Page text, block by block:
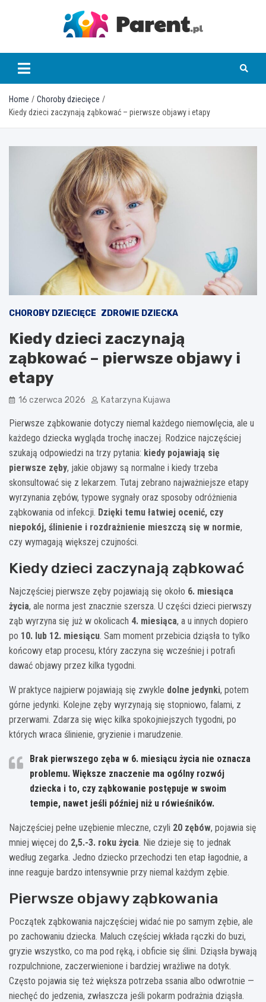
parent.pl
Home
Choroby dziecięce
Kiedy dzieci zaczynają ząbkować – pierwsze objawy i etapy
CHOROBY DZIECIĘCE ZDROWIE DZIECKA
Kiedy dzieci zaczynają
ząbkować – pierwsze objawy i
etapy
16 czerwca 2026 Katarzyna Kujawa
Pierwsze ząbkowanie dotyczy niemal każdego niemowlęcia, ale u
każdego dziecka wygląda trochę inaczej. Rodzice najczęściej
szukają odpowiedzi na trzy pytania: kiedy pojawiają się
pierwsze zęby, jakie objawy są normalne i kiedy trzeba
skonsultować się z lekarzem. Tutaj zebrano najważniejsze etapy
wyrzynania zębów, typowe sygnały oraz sposoby odróżnienia
ząbkowania od infekcji. Dzięki temu łatwiej ocenić, czy
niepokój, ślinienie i rozdrażnienie mieszczą się w normie,
czy wymagają większej czujności.
Kiedy dzieci zaczynają ząbkować
Najczęściej pierwsze zęby pojawiają się około 6. miesiąca
życia, ale norma jest znacznie szersza. U części dzieci pierwszy
ząb wyrzyna się już w okolicach 4. miesiąca, a u innych dopiero
po 10. lub 12. miesiącu. Sam moment przebicia dziąsła to tylko
końcowy etap procesu, który zaczyna się wcześniej i potrafi
dawać objawy przez kilka tygodni.
W praktyce najpierw pojawiają się zwykle dolne jedynki, potem
górne jedynki. Kolejne zęby wyrzynają się stopniowo, falami, z
przerwami. Zdarza się więc kilka spokojniejszych tygodni, po
których wraca ślinienie, gryzienie i marudzenie.
Brak pierwszego zęba w 6. miesiącu życia nie oznacza
problemu. Większe znaczenie ma ogólny rozwój
dziecka i to, czy ząbkowanie postępuje w swoim
tempie, nawet jeśli później niż u rówieśników.
Najczęściej pełne uzębienie mleczne, czyli 20 zębów, pojawia się
mniej więcej do 2,5.-3. roku życia. Nie dzieje się to jednak
według zegarka. Jedno dziecko przechodzi ten etap łagodnie, a
inne reaguje bardzo intensywnie przy niemal każdym zębie.
Pierwsze objawy ząbkowania
Początek ząbkowania najczęściej widać nie po samym zębie, ale
po zachowaniu dziecka. Maluch częściej wkłada rączki do buzi,
gryzie wszystko, co ma pod ręką, i obficie się ślini. Dziąsła bywają
rozpulchnione, zaczerwienione i bardziej wrażliwe na dotyk.
Często pojawia się też większa potrzeba ssania albo odwrotnie —
niechęć do jedzenia, zwłaszcza jeśli pokarm podrażnia dziąsła.